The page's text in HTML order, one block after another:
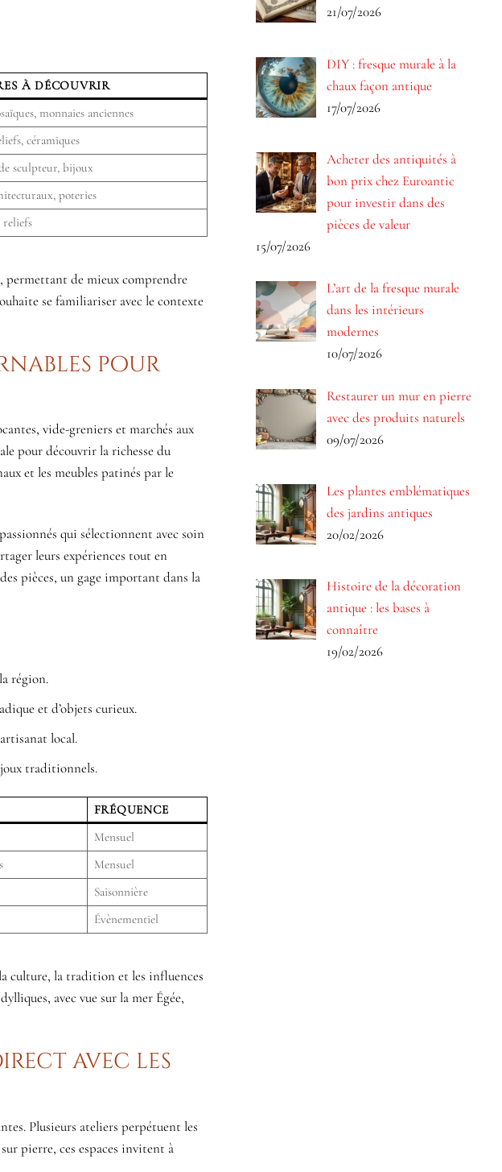
À DÉCOUVRIR
monnaies anciennes
céramiques
sculpteur, bijoux
poteries
reliefs
permettant de mieux comprendre
se familiariser avec le contexte
pour
vide-greniers et marchés aux
pour découvrir la richesse du
et les meubles patinés par le
qui sélectionnent avec soin
leurs expériences tout en
pièces, un gage important dans la
région.
et d’objets curieux.
local.
traditionnels.
FRÉQUENCE
Mensuel
Mensuel
Saisonnière
Évènementiel
la culture, la tradition et les influences
avec vue sur la mer Égée,
avec les
Plusieurs ateliers perpétuent les
pierre, ces espaces invitent à
21/07/2026
DIY : fresque murale à la
chaux façon antique
17/07/2026
Acheter des antiquités à
bon prix chez Euroantic
pour investir dans des
pièces de valeur
15/07/2026
L’art de la fresque murale
dans les intérieurs
modernes
10/07/2026
Restaurer un mur en pierre
avec des produits naturels
09/07/2026
Les plantes emblématiques
des jardins antiques
20/02/2026
Histoire de la décoration
antique : les bases à
connaître
19/02/2026